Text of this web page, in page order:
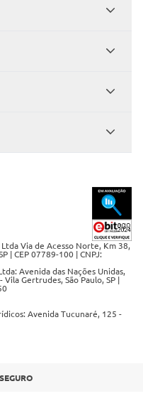
Via de Acesso Norte, Km 38,
| CEP 07789-100 | CNPJ:
Avenida das Nações Unidas,
Gertrudes, São Paulo, SP |
Avenida Tucunaré, 125 -